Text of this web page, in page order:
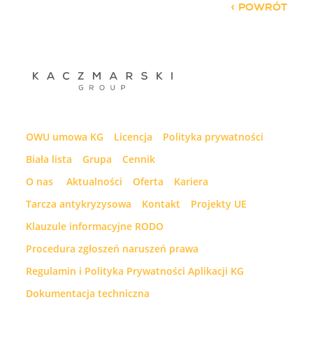
POWRÓT
OWU umowa KG Licencja
Polityka prywatności
Biała lista
Grupa
Cennik
O nas
Aktualności Oferta
Kariera
Tarcza antykryzysowa
Kontakt
Projekty UE
Klauzule informacyjne RODO
Procedura zgłoszeń naruszeń prawa
Regulamin i Polityka Prywatności Aplikacji KG
Dokumentacja techniczna